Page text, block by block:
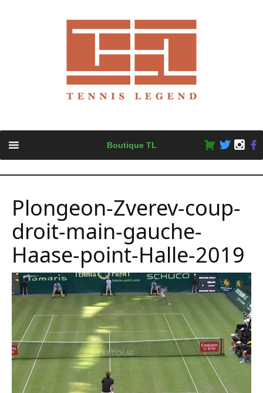
content
Boutique TL
Plongeon-Zverev-coup-
droit-main-gauche-
Haase-point-Halle-2019